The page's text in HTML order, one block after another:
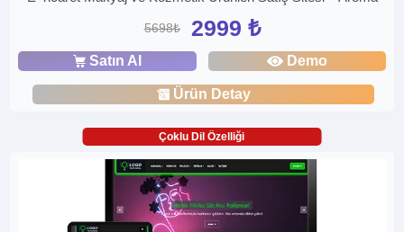
5698₺ 2999 ₺
Satın Al Demo
Ürün Detay
Çoklu Dil Özelliği